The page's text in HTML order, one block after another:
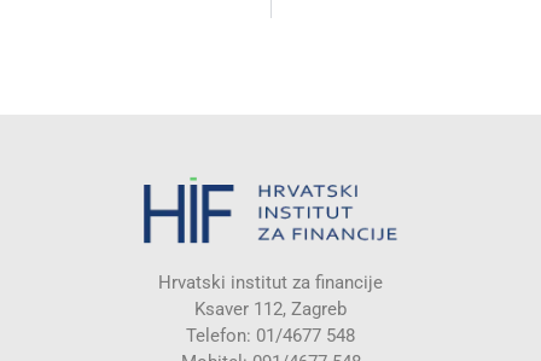
Hrvatski institut za financije
Ksaver 112, Zagreb
Telefon: 01/4677 548